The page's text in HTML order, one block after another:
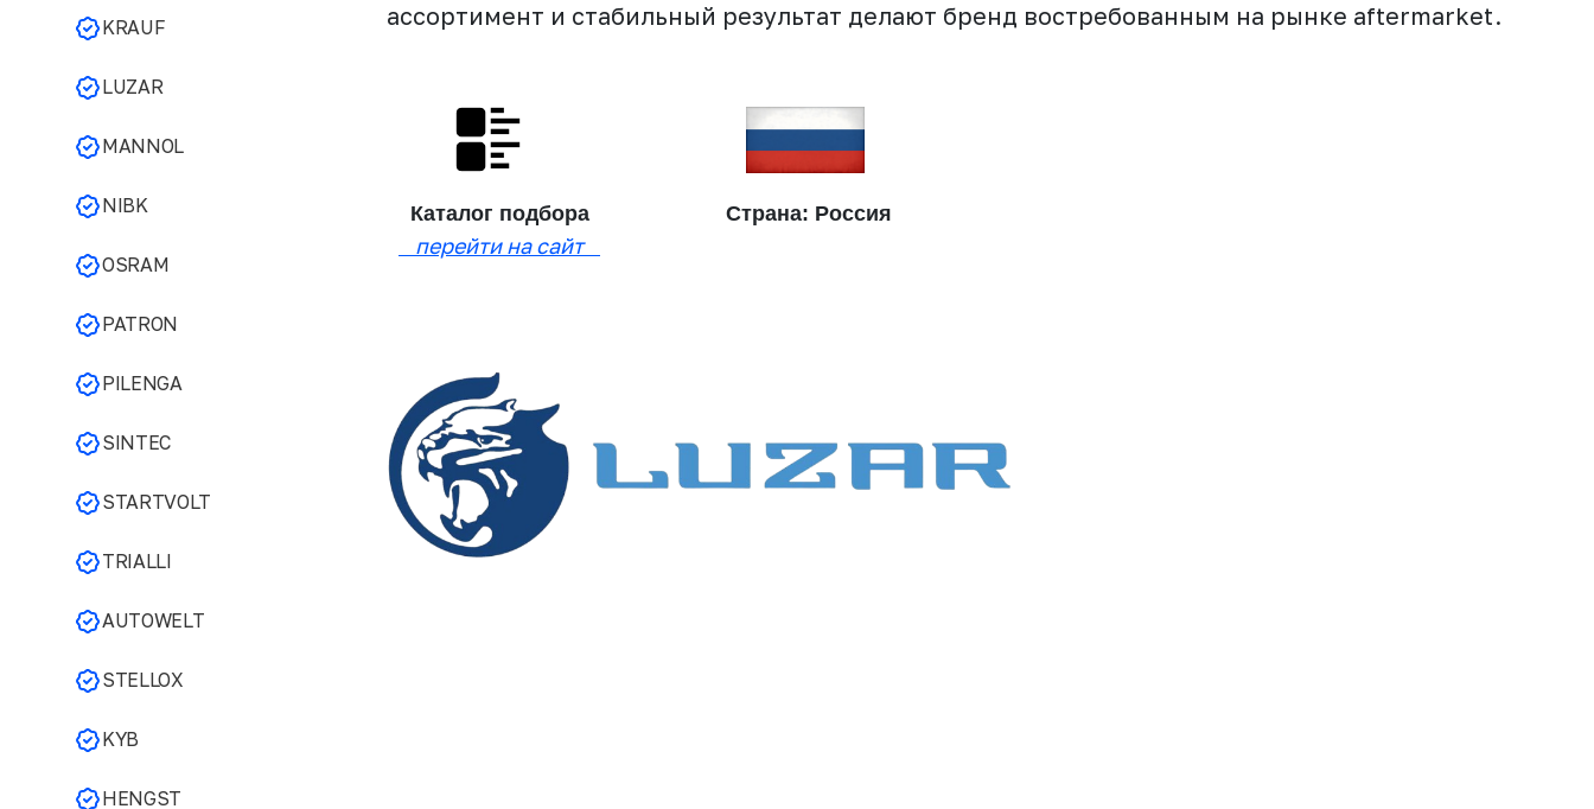
KRAUF
LUZAR
MANNOL
NIBK
OSRAM
PATRON
PILENGA
SINTEC
STARTVOLT
TRIALLI
AUTOWELT
STELLOX
KYB
HENGST
ассортимент и стабильный результат делают бренд востребованным на рынке aftermarket.
Каталог подбора Страна: Россия
перейти на сайт